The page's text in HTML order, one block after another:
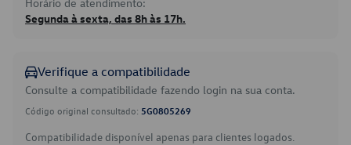
Segunda à sexta, das 8h às 17h.
Verifique a compatibilidade
Consulte a compatibilidade fazendo login na sua conta.
Código original consultado: 5G0805269
Compatibilidade disponível apenas para clientes logados.